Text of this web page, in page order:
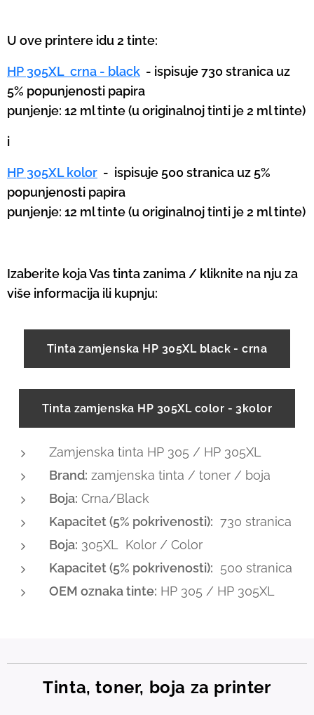
U ove printere idu 2 tinte:
HP 305XL crna - black - ispisuje 730 stranica uz
5% popunjenosti papira
punjenje: 12 ml tinte (u originalnoj tinti je 2 ml tinte)
i
HP 305XL kolor - ispisuje 500 stranica uz 5%
popunjenosti papira
punjenje: 12 ml tinte (u originalnoj tinti je 2 ml tinte)
Izaberite koja Vas tinta zanima / kliknite na nju za
više informacija ili kupnju:
Tinta zamjenska HP 305XL black - crna
Tinta zamjenska HP 305XL color - 3kolor
Zamjenska tinta HP 305 / HP 305XL
Brand: zamjenska tinta / toner / boja
Boja: Crna/Black
Kapacitet (5% pokrivenosti): 730 stranica
Boja: 305XL Kolor / Color
Kapacitet (5% pokrivenosti): 500 stranica
OEM oznaka tinte: HP 305 / HP 305XL
Tinta, toner, boja za printer